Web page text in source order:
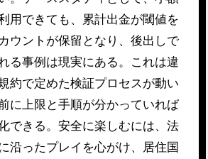
用できても、累計出金が閾値を
ウントが保留となり、後出しで
る事例は現実にある。これは違
約で定めた検証プロセスが動い
に上限と手順が分かっていれば
できる。安全に楽しむには、法
沿ったプレイを心がけ、居住国